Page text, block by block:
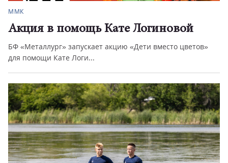
ММК
Акция в помощь Кате Логиновой
БФ «Металлург» запускает акцию «Дети вместо цветов»
для помощи Кате Логи...